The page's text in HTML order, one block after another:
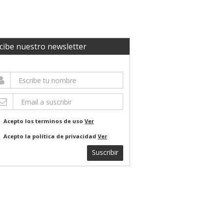
nuestro newsletter
Acepto los terminos de uso Ver
Acepto la política de privacidad Ver
Suscribir